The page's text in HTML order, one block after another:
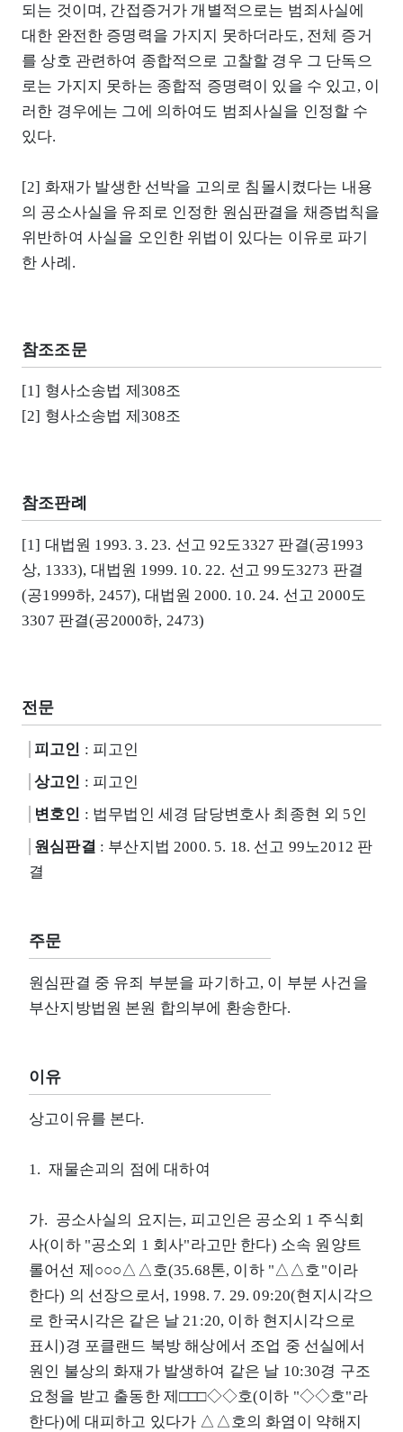
되는 것이며, 간접증거가 개별적으로는 범죄사실에
대한 완전한 증명력을 가지지 못하더라도, 전체 증거
를 상호 관련하여 종합적으로 고찰할 경우 그 단독으
로는 가지지 못하는 종합적 증명력이 있을 수 있고, 이
러한 경우에는 그에 의하여도 범죄사실을 인정할 수
있다.
[2] 화재가 발생한 선박을 고의로 침몰시켰다는 내용
의 공소사실을 유죄로 인정한 원심판결을 채증법칙을
위반하여 사실을 오인한 위법이 있다는 이유로 파기
한 사례.
참조조문
[1] 형사소송법 제308조
[2] 형사소송법 제308조
참조판례
[1] 대법원 1993. 3. 23. 선고 92도3327 판결(공1993
상, 1333), 대법원 1999. 10. 22. 선고 99도3273 판결
(공1999하, 2457), 대법원 2000. 10. 24. 선고 2000도
3307 판결(공2000하, 2473)
전문
피고인 : 피고인
상고인 : 피고인
변호인 : 법무법인 세경 담당변호사 최종현 외 5인
원심판결 : 부산지법 2000. 5. 18. 선고 99노2012 판
결
주문
원심판결 중 유죄 부분을 파기하고, 이 부분 사건을
부산지방법원 본원 합의부에 환송한다.
이유
상고이유를 본다.
1. 재물손괴의 점에 대하여
가. 공소사실의 요지는, 피고인은 공소외 1 주식회
사(이하 "공소외 1 회사"라고만 한다) 소속 원양트
롤어선 제○○○△△호(35.68톤, 이하 "△△호"이라
한다) 의 선장으로서, 1998. 7. 29. 09:20(현지시각으
로 한국시각은 같은 날 21:20, 이하 현지시각으로
표시)경 포클랜드 북방 해상에서 조업 중 선실에서
원인 불상의 화재가 발생하여 같은 날 10:30경 구조
요청을 받고 출동한 제□□□◇◇호(이하 "◇◇호"라
한다)에 대피하고 있다가 △△호의 화염이 약해지